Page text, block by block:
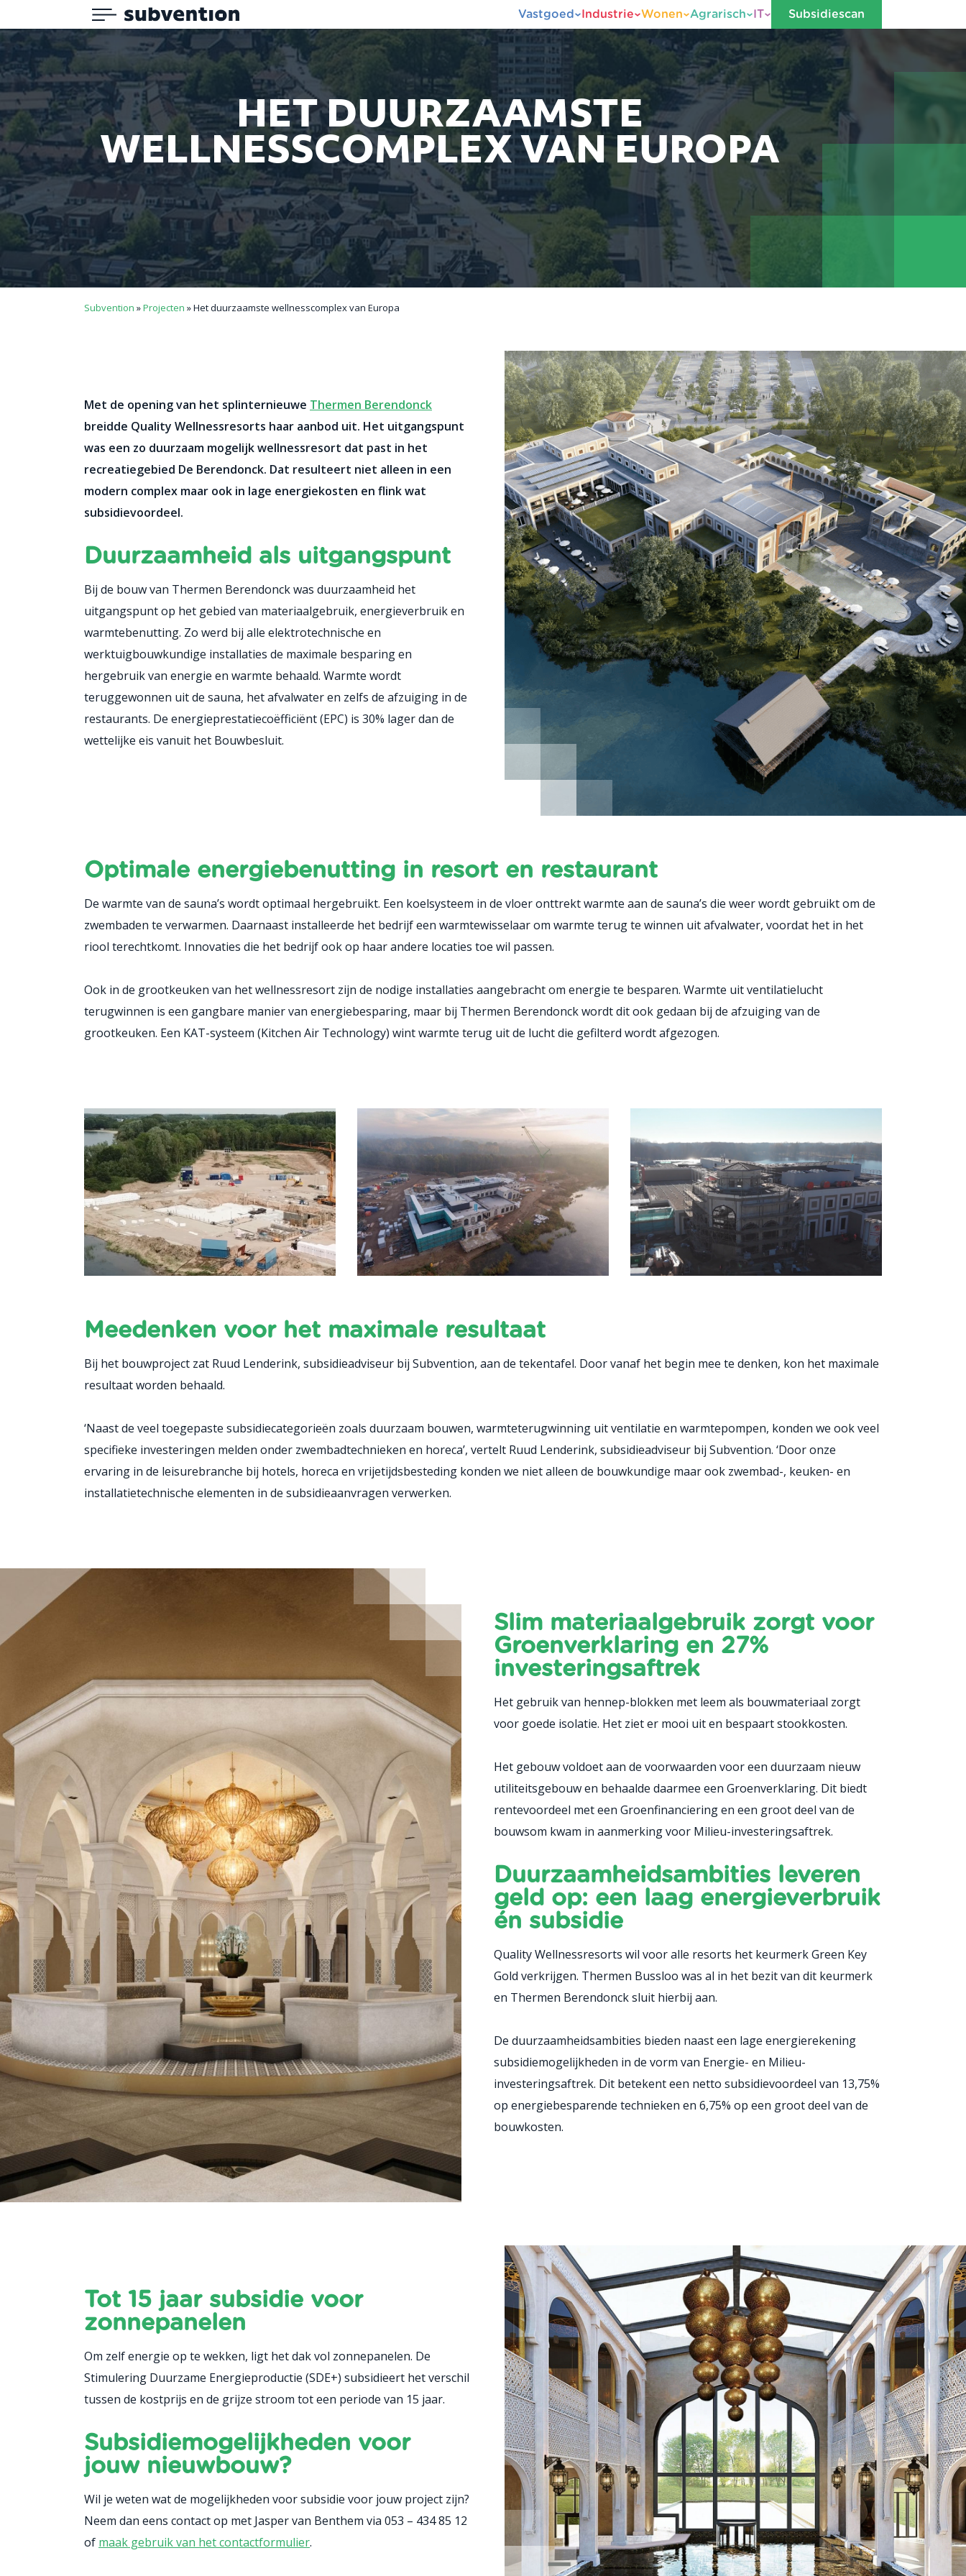
Subvention
Menu
Vastgoed Industrie Wonen Agrarisch IT Subsidiescan
HET DUURZAAMSTE
WELLNESSCOMPLEX VAN EUROPA
Subvention »Projecten »Het duurzaamste wellnesscomplex van Europa
Met de opening van het splinternieuwe Thermen Berendonck
breidde Quality Wellnessresorts haar aanbod uit. Het uitgangspunt
was een zo duurzaam mogelijk wellnessresort dat past in het
recreatiegebied De Berendonck. Dat resulteert niet alleen in een
modern complex maar ook in lage energiekosten en flink wat
subsidievoordeel.
Duurzaamheid als uitgangspunt
Bij de bouw van Thermen Berendonck was duurzaamheid het
uitgangspunt op het gebied van materiaalgebruik, energieverbruik en
warmtebenutting. Zo werd bij alle elektrotechnische en
werktuigbouwkundige installaties de maximale besparing en
hergebruik van energie en warmte behaald. Warmte wordt
teruggewonnen uit de sauna, het afvalwater en zelfs de afzuiging in de
restaurants. De energieprestatiecoëfficiënt (EPC) is 30% lager dan de
wettelijke eis vanuit het Bouwbesluit.
Optimale energiebenutting in resort en restaurant
De warmte van de sauna’s wordt optimaal hergebruikt. Een koelsysteem in de vloer onttrekt warmte aan de sauna’s die weer wordt gebruikt om de
zwembaden te verwarmen. Daarnaast installeerde het bedrijf een warmtewisselaar om warmte terug te winnen uit afvalwater, voordat het in het
riool terechtkomt. Innovaties die het bedrijf ook op haar andere locaties toe wil passen.
Ook in de grootkeuken van het wellnessresort zijn de nodige installaties aangebracht om energie te besparen. Warmte uit ventilatielucht
terugwinnen is een gangbare manier van energiebesparing, maar bij Thermen Berendonck wordt dit ook gedaan bij de afzuiging van de
grootkeuken. Een KAT-systeem (Kitchen Air Technology) wint warmte terug uit de lucht die gefilterd wordt afgezogen.
Meedenken voor het maximale resultaat
Bij het bouwproject zat Ruud Lenderink, subsidieadviseur bij Subvention, aan de tekentafel. Door vanaf het begin mee te denken, kon het maximale
resultaat worden behaald.
‘Naast de veel toegepaste subsidiecategorieën zoals duurzaam bouwen, warmteterugwinning uit ventilatie en warmtepompen, konden we ook veel
specifieke investeringen melden onder zwembadtechnieken en horeca’, vertelt Ruud Lenderink, subsidieadviseur bij Subvention. ‘Door onze
ervaring in de leisurebranche bij hotels, horeca en vrijetijdsbesteding konden we niet alleen de bouwkundige maar ook zwembad-, keuken- en
installatietechnische elementen in de subsidieaanvragen verwerken.
Slim materiaalgebruik zorgt voor
Groenverklaring en 27%
investeringsaftrek
Het gebruik van hennep-blokken met leem als bouwmateriaal zorgt
voor goede isolatie. Het ziet er mooi uit en bespaart stookkosten.
Het gebouw voldoet aan de voorwaarden voor een duurzaam nieuw
utiliteitsgebouw en behaalde daarmee een Groenverklaring. Dit biedt
rentevoordeel met een Groenfinanciering en een groot deel van de
bouwsom kwam in aanmerking voor Milieu-investeringsaftrek.
Duurzaamheidsambities leveren
geld op: een laag energieverbruik
én subsidie
Quality Wellnessresorts wil voor alle resorts het keurmerk Green Key
Gold verkrijgen. Thermen Bussloo was al in het bezit van dit keurmerk
en Thermen Berendonck sluit hierbij aan.
De duurzaamheidsambities bieden naast een lage energierekening
subsidiemogelijkheden in de vorm van Energie- en Milieu-
investeringsaftrek. Dit betekent een netto subsidievoordeel van 13,75%
op energiebesparende technieken en 6,75% op een groot deel van de
bouwkosten.
Tot 15 jaar subsidie voor
zonnepanelen
Om zelf energie op te wekken, ligt het dak vol zonnepanelen. De
Stimulering Duurzame Energieproductie (SDE+) subsidieert het verschil
tussen de kostprijs en de grijze stroom tot een periode van 15 jaar.
Subsidiemogelijkheden voor
jouw nieuwbouw?
Wil je weten wat de mogelijkheden voor subsidie voor jouw project zijn?
Neem dan eens contact op met Jasper van Benthem via 053 – 434 85 12
of maak gebruik van het contactformulier.